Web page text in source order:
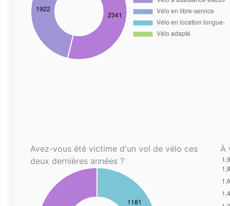
Avez-vous été victime d'un vol de vélo ces
deux dernières années ?
À